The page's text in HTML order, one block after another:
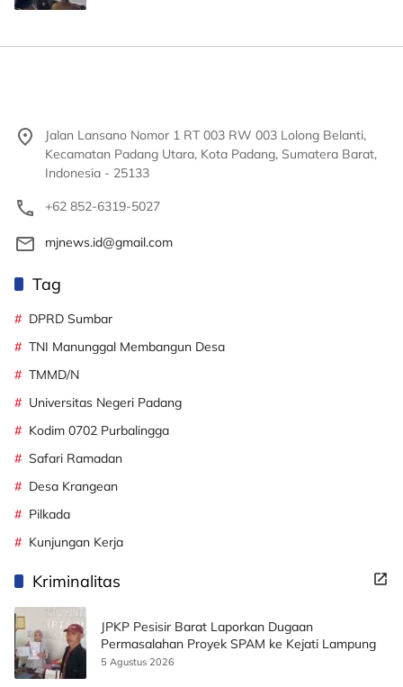
Jalan Lansano Nomor 1 RT 003 RW 003 Lolong Belanti,
Kecamatan Padang Utara, Kota Padang, Sumatera Barat,
Indonesia - 25133
+62 852-6319-5027
mjnews.id@gmail.com
Tag
DPRD Sumbar
TNI Manunggal Membangun Desa
TMMD/N
Universitas Negeri Padang
Kodim 0702 Purbalingga
Safari Ramadan
Desa Krangean
Pilkada
Kunjungan Kerja
Kriminalitas
JPKP Pesisir Barat Laporkan Dugaan
Permasalahan Proyek SPAM ke Kejati Lampung
5 Agustus 2026